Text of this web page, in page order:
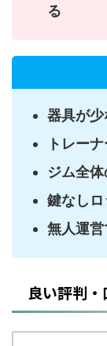
る
器具が
トレー
ジム全
鍵なし
無人運
良い評判・